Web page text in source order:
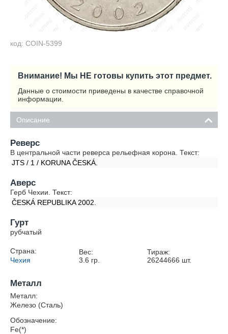
код: COIN-5399
Внимание! Мы НЕ готовы купить этот предмет.
Данные о стоимости приведены в качестве справочной
информации.
Описание
Реверс
В центральной части реверса рельефная корона. Текст:
JTS / 1 / KORUNA ČESKÁ.
Аверс
Герб Чехии. Текст:
ČESKÁ REPUBLIKA 2002.
Гурт
рубчатый
Страна:
Чехия
Вес:
3.6 гр.
Тираж:
26244666 шт.
Металл
Металл:
Железо (Сталь)
Обозначение:
Fe(*)